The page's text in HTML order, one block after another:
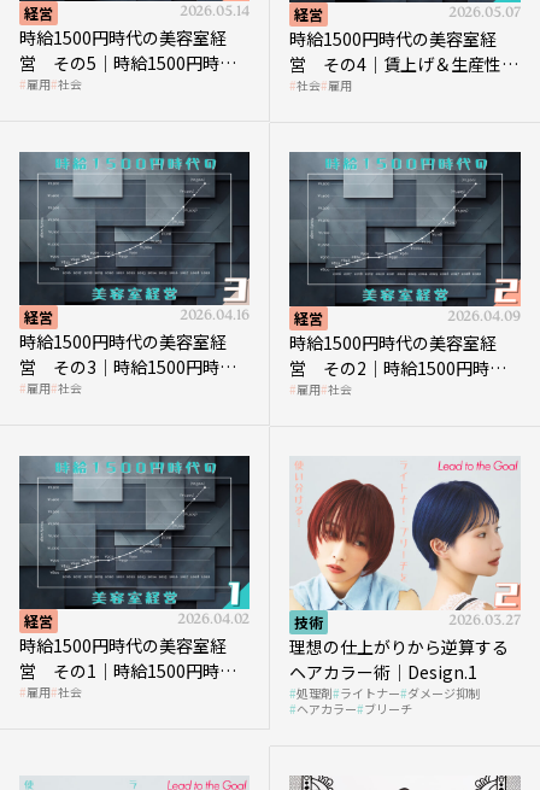
経営 2026.05.14
時給1500円時代の美容室経
営 その5｜時給1500円時代
の到来は美容業の収益構造を
雇用 社会
経営 2026.05.07
時給1500円時代の美容室経
営 その4｜賃上げ＆生産性向
上につなげる賢い助成金活用
社会 雇用
経営 2026.04.16
時給1500円時代の美容室経
営 その3｜時給1500円時
代、美容業はどのような影響
雇用 社会
経営 2026.04.09
時給1500円時代の美容室経
営 その2｜時給1500円時代
に支払う給与はいくらなのか
雇用 社会
経営 2026.04.02
時給1500円時代の美容室経
営 その1｜時給1500円時代
へ向かう社会的背景
雇用 社会
技術 2026.03.27
理想の仕上がりから逆算する
ヘアカラー術｜Design.1
処理剤 ライトナー ダメージ抑制
ヘアカラー ブリーチ